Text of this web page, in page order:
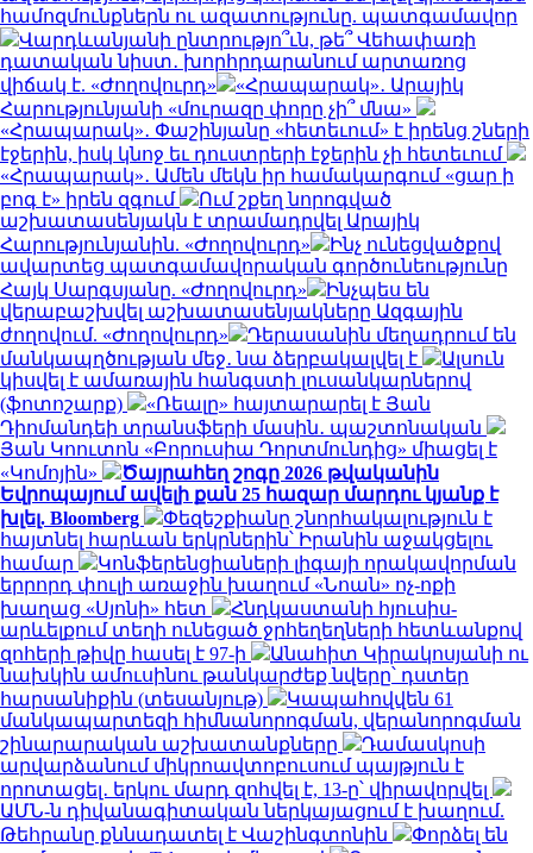
համոզմունքներն ու ազատությունը. պատգամավոր
Վարդևանյանի ընտրությո՞ւն, թե՞ Վեհափառի
դատական նիստ․ խորհրդարանում արտառոց
վիճակ է. «Ժողովուրդ»
«Հրապարակ»․ Արայիկ
Հարությունյանի «մուրազը փորը չի՞ մնա»
«Հրապարակ»․ Փաշինյանը «հետեւում» է իրենց շների
էջերին, իսկ կնոջ եւ դուստրերի էջերին չի հետեւում
«Հրապարակ»․ Ամեն մեկն իր համակարգում «ցար ի
բոգ է» իրեն զգում
Ում շքեղ նորոգված
աշխատասենյակն է տրամադրվել Արայիկ
Հարությունյանին. «Ժողովուրդ»
Ինչ ունեցվածքով
ավարտեց պատգամավորական գործունեությունը
Հայկ Սարգսյանը. «Ժողովուրդ»
Ինչպես են
վերաբաշխվել աշխատասենյակները Ազգային
ժողովում. «Ժողովուրդ»
Դերասանին մեղադրում են
մանկապղծության մեջ․ նա ձերբակալվել է
Ալսուն
կիսվել է ամառային հանգստի լուսանկարներով
(ֆոտոշարք)
«Ռեալը» հայտարարել է Յան
Դիոմանդեի տրանսֆերի մասին․ պաշտոնական
Յան Կոուտոն «Բորուսիա Դորտմունդից» միացել է
«Կոմոյին»
Ծայրահեղ շոգը 2026 թվականին
Եվրոպայում ավելի քան 25 հազար մարդու կյանք է
խլել. Bloomberg
Փեզեշքիանը շնորհակալություն է
հայտնել հարևան երկրներին՝ Իրանին աջակցելու
համար
Կոնֆերենցիաների լիգայի որակավորման
երրորդ փուլի առաջին խաղում «Նոան» ոչ-ոքի
խաղաց «Սյոնի» հետ
Հնդկաստանի հյուսիս-
արևելքում տեղի ունեցած ջրհեղեղների հետևանքով
զոհերի թիվը հասել է 97-ի
Անահիտ Կիրակոսյանի ու
նախկին ամուսինու թանկարժեք նվերը՝ դստեր
հարսանիքին (տեսանյութ)
Կապահովվեն 61
մանկապարտեզի հիմնանորոգման, վերանորոգման
շինարարական աշխատանքները
Դամասկոսի
արվարձանում միկրոավտոբուսում պայթյուն է
որոտացել․ երկու մարդ զոհվել է, 13-ը՝ վիրավորվել
ԱՄՆ-ն դիվանագիտական ներկայացում է խաղում.
Թեհրանը քննադատել է Վաշինգտոնին
Փորձել են